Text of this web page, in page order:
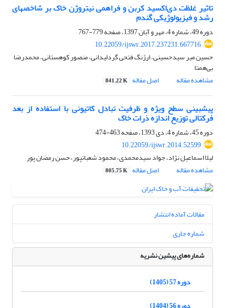
تاثیر غلظت دی‌اکسید کربن و فراهمی نیتروژن خاک بر شاخص‏های
رشد و فیزیولوژیکی گندم
دوره 49، شماره 4، مهر و آبان 1397، صفحه
779-767
10.22059/ijswr.2017.237231.667716
حسین میر سیدحسینی، ارژنگ فتحی گردلیدانی، منصور کوهستانی، محمدرضا
بی‌همتا
مشاهده مقاله
اصل مقاله 841.22 K
پیش‎بینی سطح ویژه و ظرفیت تبادل کاتیونی با استفاده از بعد
فرکتالی توزیع اندازه ذرات خاک
دوره 45، شماره 4، دی 1393، صفحه
463-474
10.22059/ijswr.2014.52599
لیلا اسماعیل نژاد، جواد سیدمحمدی، محمود شعبانپور، حسن رمضان پور
مشاهده مقاله
اصل مقاله 805.75 K
مقالات آماده انتشار
شماره جاری
شماره‌های پیشین نشریه
دوره 57 (1405)